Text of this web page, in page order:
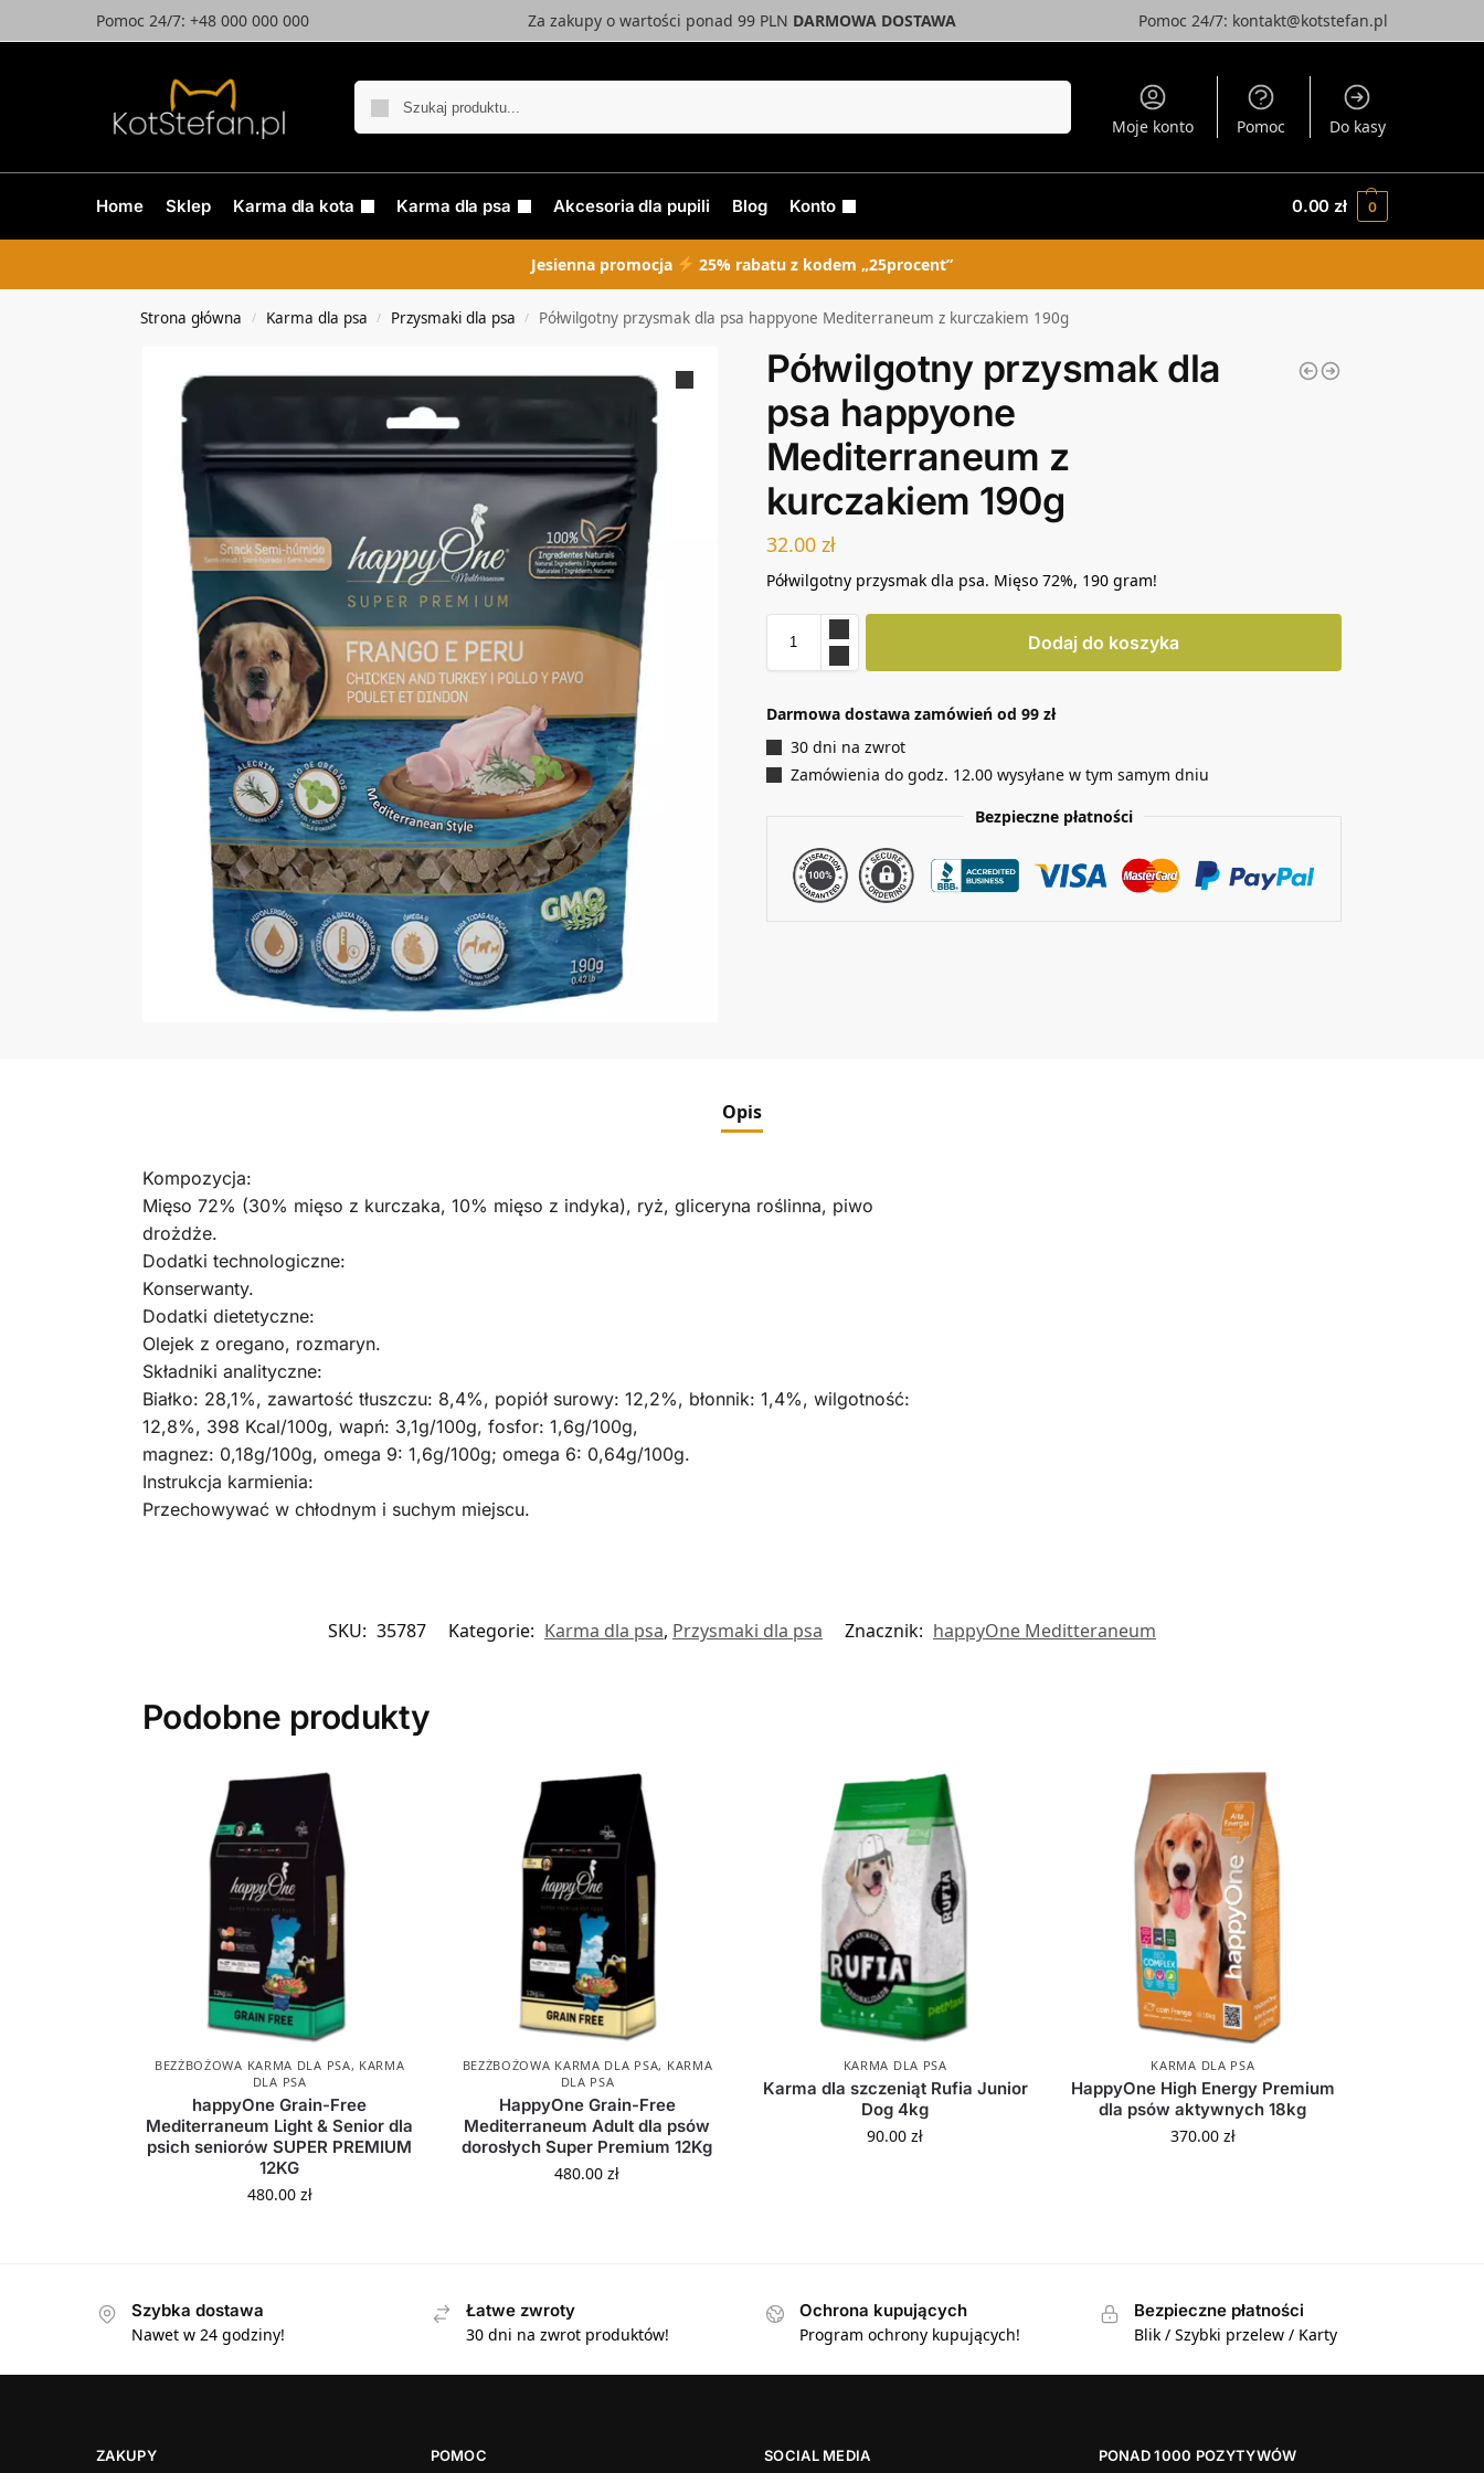
Pomoc 24/7: +48 000 000 000 Za zakupy o wartości ponad 99 PLN DARMOWA DOSTAWA Pomoc 24/7: kontakt@kotstefan.pl
Moje konto Pomoc Do kasy
Home Sklep Karma dla kota Karma dla psa Akcesoria dla pupili Blog Konto 0.00zł 0
Jesienna promocja 25% rabatu z kodem „25procent”
Strona główna / Karma dla psa / Przysmaki dla psa / Półwilgotny przysmak dla psa happyone Mediterraneum z kurczakiem 190g
Półwilgotny przysmak dla
psa happyone
Mediterraneum z
kurczakiem 190g
32.00 zł
Półwilgotny przysmak dla psa. Mięso 72%, 190 gram!
Dodaj do koszyka
Darmowa dostawa zamówień od 99 zł
30 dni na zwrot
Zamówienia do godz. 12.00 wysyłane w tym samym dniu
Bezpieczne płatności
Opis
Kompozycja:
Mięso 72% (30% mięso z kurczaka, 10% mięso z indyka), ryż, gliceryna roślinna, piwo
drożdże.
Dodatki technologiczne:
Konserwanty.
Dodatki dietetyczne:
Olejek z oregano, rozmaryn.
Składniki analityczne:
Białko: 28,1%, zawartość tłuszczu: 8,4%, popiół surowy: 12,2%, błonnik: 1,4%, wilgotność:
12,8%, 398 Kcal/100g, wapń: 3,1g/100g, fosfor: 1,6g/100g,
magnez: 0,18g/100g, omega 9: 1,6g/100g; omega 6: 0,64g/100g.
Instrukcja karmienia:
Przechowywać w chłodnym i suchym miejscu.
SKU: 35787 Kategorie: Karma dla psa, Przysmaki dla psa Znacznik: happyOne Meditteraneum
Podobne produkty
BEZŻBOŻOWA KARMA DLA PSA, KARMA
DLA PSA
happyOne Grain-Free
Mediterraneum Light & Senior dla
psich seniorów SUPER PREMIUM
12KG
480.00 zł
BEZŻBOŻOWA KARMA DLA PSA, KARMA
DLA PSA
HappyOne Grain-Free
Mediterraneum Adult dla psów
dorosłych Super Premium 12Kg
480.00zł
KARMA DLA PSA
Karma dla szczeniąt Rufia Junior
Dog 4kg
90.00zł
KARMA DLA PSA
HappyOne High Energy Premium
dla psów aktywnych 18kg
370.00 zł
Szybka dostawa
Nawet w 24 godziny!
Łatwe zwroty
30 dni na zwrot produktów!
Ochrona kupujących
Program ochrony kupujących!
Bezpieczne płatności
Blik / Szybki przelew / Karty
ZAKUPY POMOC SOCIAL MEDIA PONAD 1000 POZYTYWÓW